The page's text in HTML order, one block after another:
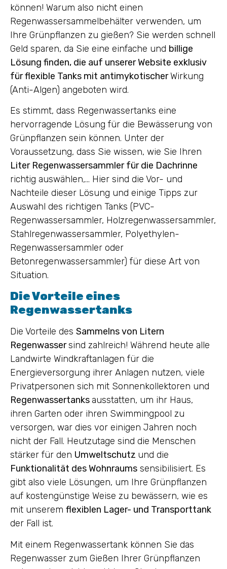
können! Warum also nicht einen
Regenwassersammelbehälter verwenden, um
Ihre Grünpflanzen zu gießen? Sie werden schnell
Geld sparen, da Sie eine einfache und billige
Lösung finden, die auf unserer Website exklusiv
für flexible Tanks mit antimykotischerWirkung
(Anti-Algen) angeboten wird.
Es stimmt, dass Regenwassertanks eine
hervorragende Lösung für die Bewässerung von
Grünpflanzen sein können. Unter der
Voraussetzung, dass Sie wissen, wie Sie Ihren
Liter Regenwassersammler für die Dachrinne
richtig auswählen,… Hier sind die Vor- und
Nachteile dieser Lösung und einige Tipps zur
Auswahl des richtigen Tanks (PVC-
Regenwassersammler, Holzregenwassersammler,
Stahlregenwassersammler, Polyethylen-
Regenwassersammler oder
Betonregenwassersammler) für diese Art von
Situation.
Die Vorteile eines
Regenwassertanks
Die Vorteile des Sammelns von Litern
Regenwassersind zahlreich! Während heute alle
Landwirte Windkraftanlagen für die
Energieversorgung ihrer Anlagen nutzen, viele
Privatpersonen sich mit Sonnenkollektoren und
Regenwassertanks ausstatten, um ihr Haus,
ihren Garten oder ihren Swimmingpool zu
versorgen, war dies vor einigen Jahren noch
nicht der Fall. Heutzutage sind die Menschen
stärker für den Umweltschutz und die
Funktionalität des Wohnraums sensibilisiert. Es
gibt also viele Lösungen, um Ihre Grünpflanzen
auf kostengünstige Weise zu bewässern, wie es
mit unserem flexiblen Lager- und Transporttank
der Fall ist.
Mit einem Regenwassertank können Sie das
Regenwasser zum Gießen Ihrer Grünpflanzen